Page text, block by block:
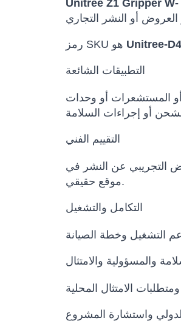
Unitree Z1 Gripper
Unitree-
التطبيقات الشائعة
أو المستشعرات أو وحدات
التقييم الفني
التجريبي عن النشر في
موقع حقيقي.
التكامل والتشغيل
والمسؤولية والامتثال
واستشارة المشروع